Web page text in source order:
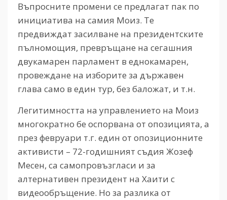
Въпросните промени се предлагат пак по
инициатива на самия Моиз. Те
предвиждат засилване на президентските
пълномощия, превръщане на сегашния
двукамарен парламент в еднокамарен,
провеждане на изборите за държавен
глава само в един тур, без баложат, и т.н.
Легитимността на управлението на Моиз
многократно бе оспорвана от опозицията, а
през февруари т.г. един от опозиционните
активисти – 72-годишният съдия Жозеф
Месен, са самопровъзгласи и за
алтернативен президент на Хаити с
видеообръщение. Но за разлика от